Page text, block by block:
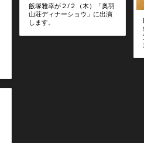
飯塚雅幸が２/２（木）「奥羽
山荘ディナーショウ」に出演
します。